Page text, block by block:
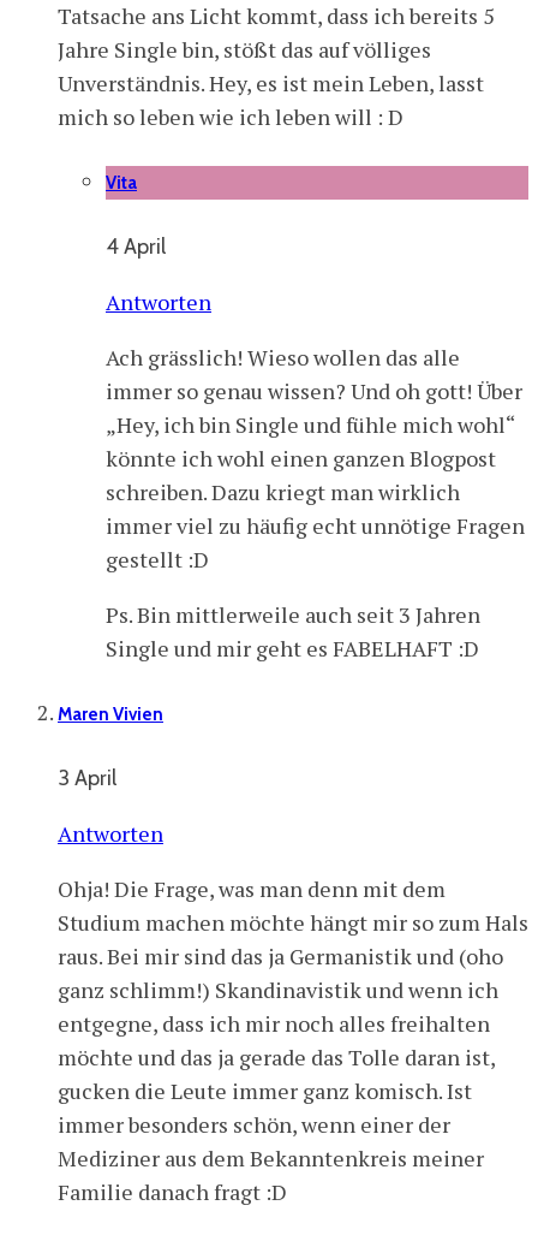
Tatsache ans Licht kommt, dass ich bereits 5
Jahre Single bin, stößt das auf völliges
Unverständnis. Hey, es ist mein Leben, lasst
mich so leben wie ich leben will : D
Vita
4 April
Antworten
Ach grässlich! Wieso wollen das alle
immer so genau wissen? Und oh gott! Über
„Hey, ich bin Single und fühle mich wohl“
könnte ich wohl einen ganzen Blogpost
schreiben. Dazu kriegt man wirklich
immer viel zu häufig echt unnötige Fragen
gestellt :D
Ps. Bin mittlerweile auch seit 3 Jahren
Single und mir geht es FABELHAFT :D
Maren Vivien
3 April
Antworten
Ohja! Die Frage, was man denn mit dem
Studium machen möchte hängt mir so zum Hals
raus. Bei mir sind das ja Germanistik und (oho
ganz schlimm!) Skandinavistik und wenn ich
entgegne, dass ich mir noch alles freihalten
möchte und das ja gerade das Tolle daran ist,
gucken die Leute immer ganz komisch. Ist
immer besonders schön, wenn einer der
Mediziner aus dem Bekanntenkreis meiner
Familie danach fragt :D